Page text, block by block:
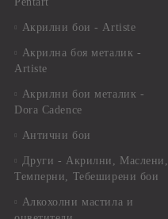
Акрилни бои - Artiste
Акрилна боя металик -
Artiste
Акрилни бои металик -
Dora Cadence
Антични бои
Други - Акрилни, Маслени,
Темперни, Тебеширени бои
Алкохолни мастила и